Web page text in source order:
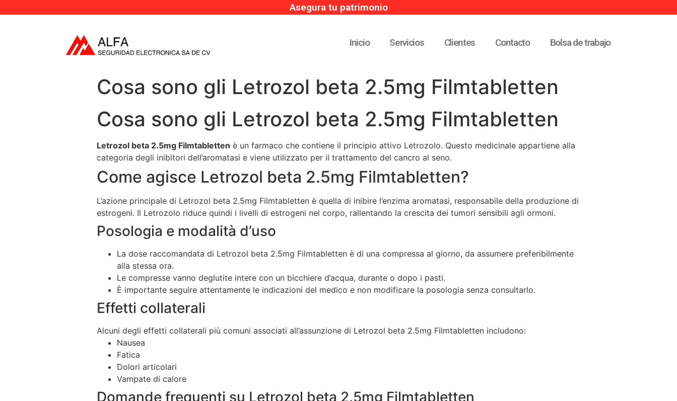
Asegura tu patrimonio
Inicio Servicios Clientes Contacto Bolsa de trabajo
Cosa sono gli Letrozol beta 2.5mg Filmtabletten
Cosa sono gli Letrozol beta 2.5mg Filmtabletten
Letrozol beta 2.5mg Filmtabletten è un farmaco che contiene il principio attivo Letrozolo. Questo medicinale appartiene alla
categoria degli inibitori dell’aromatasi e viene utilizzato per il trattamento del cancro al seno.
Come agisce Letrozol beta 2.5mg Filmtabletten?
L’azione principale di Letrozol beta 2.5mg Filmtabletten è quella di inibire l’enzima aromatasi, responsabile della produzione di
estrogeni. Il Letrozolo riduce quindi i livelli di estrogeni nel corpo, rallentando la crescita dei tumori sensibili agli ormoni.
Posologia e modalità d’uso
La dose raccomandata di Letrozol beta 2.5mg Filmtabletten è di una compressa al giorno, da assumere preferibilmente
alla stessa ora.
Le compresse vanno deglutite intere con un bicchiere d’acqua, durante o dopo i pasti.
È importante seguire attentamente le indicazioni del medico e non modificare la posologia senza consultarlo.
Effetti collaterali
Alcuni degli effetti collaterali più comuni associati all’assunzione di Letrozol beta 2.5mg Filmtabletten includono:
Nausea
Fatica
Dolori articolari
Vampate di calore
Domande frequenti su Letrozol beta 2.5mg Filmtabletten